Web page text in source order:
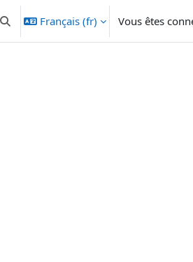
Activer/désactiver la saisie de recherche
Français ‎(fr)‎ Vous êtes